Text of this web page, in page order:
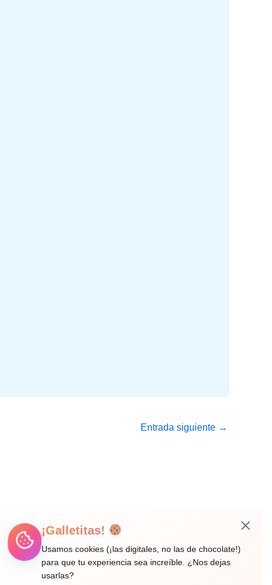
Entrada siguiente →
¡Galletitas!
Usamos cookies (¡las digitales, no las de chocolate!)
para que tu experiencia sea increíble. ¿Nos dejas
usarlas?